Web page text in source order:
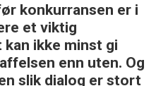
konkurransen er i
et viktig
ikke minst gi
enn uten. Og
slik dialog er stort